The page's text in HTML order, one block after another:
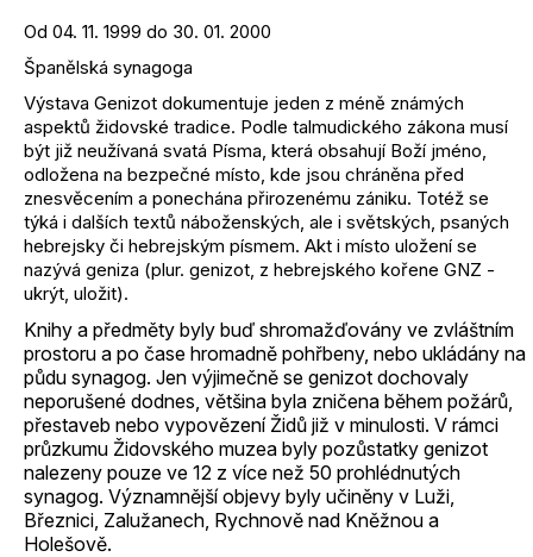
Od 04. 11. 1999 do 30. 01. 2000
Španělská synagoga
Výstava Genizot dokumentuje jeden z méně známých
aspektů židovské tradice. Podle talmudického zákona musí
být již neužívaná svatá Písma, která obsahují Boží jméno,
odložena na bezpečné místo, kde jsou chráněna před
znesvěcením a ponechána přirozenému zániku. Totéž se
týká i dalších textů náboženských, ale i světských, psaných
hebrejsky či hebrejským písmem. Akt i místo uložení se
nazývá geniza (plur. genizot, z hebrejského kořene GNZ -
ukrýt, uložit).
Knihy a předměty byly buď shromažďovány ve zvláštním
prostoru a po čase hromadně pohřbeny, nebo ukládány na
půdu synagog. Jen výjimečně se genizot dochovaly
neporušené dodnes, většina byla zničena během požárů,
přestaveb nebo vypovězení Židů již v minulosti. V rámci
průzkumu Židovského muzea byly pozůstatky genizot
nalezeny pouze ve 12 z více než 50 prohlédnutých
synagog. Významnější objevy byly učiněny v Luži,
Březnici, Zalužanech, Rychnově nad Kněžnou a
Holešově.